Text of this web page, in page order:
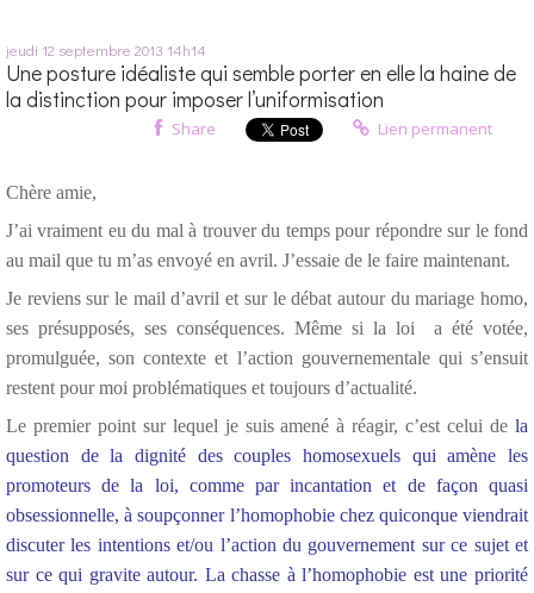
jeudi 12 septembre 2013 14h14
Une posture idéaliste qui semble porter en elle la haine de
la distinction pour imposer l’uniformisation
Share Lien permanent
Chère amie,
J’ai vraiment eu du mal à trouver du temps pour répondre sur le fond
au mail que tu m’as envoyé en avril. J’essaie de le faire maintenant.
Je reviens sur le mail d’avril et sur le débat autour du mariage homo,
ses présupposés, ses conséquences. Même si la loi a été votée,
promulguée, son contexte et l’action gouvernementale qui s’ensuit
restent pour moi problématiques et toujours d’actualité.
Le premier point sur lequel je suis amené à réagir, c’est celui de la
question de la dignité des couples homosexuels qui amène les
promoteurs de la loi, comme par incantation et de façon quasi
obsessionnelle, à soupçonner l’homophobie chez quiconque viendrait
discuter les intentions et/ou l’action du gouvernement sur ce sujet et
sur ce qui gravite autour. La chasse à l’homophobie est une priorité